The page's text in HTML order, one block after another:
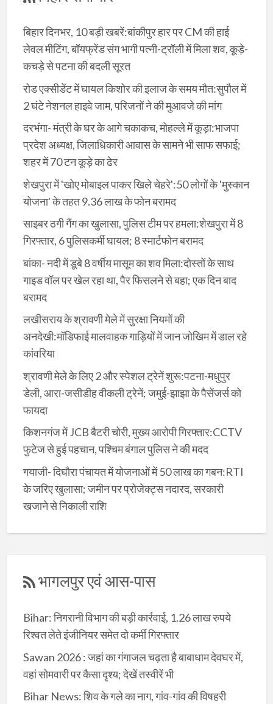
बिहार दिनभर, 10 बड़ी खबरें:बांकीपुर हार पर CM की हाई
लेवल मीटिंग, बॉयफ्रेंड संग भागी पत्नी-ट्रॉली में मिला शव, कूड़े-
कचड़े से पटना की बदली सूरत
रोड एक्सीडेंट में घायल किशोर की इलाज के समय मौत:सुपौल में
2 घंटे नेशनल हाइवे जाम, परिजनों ने की मुआवजे की मांग
दरभंगा- मंत्री के घर के आगे चकाकच, मोहल्ले में कूड़ा:भाजपा
प्रदेश अध्यक्ष, जिलाधिकारी आवास के सामने भी साफ सफाई;
शहर में 70 टन कूड़े का ढेर
शेखपुरा में 'खोए मोबाइल पाकर खिले चेहरे':50 लोगों के 'मुस्कान
योजना' के तहत 9.36 लाख के फोन बरामद
साइबर ठगी गैंग का खुलासा, पुलिस टीम पर हमला:शेखपुरा में 8
गिरफ्तार, 6 पुलिसकर्मी घायल; 8 स्मार्टफोन बरामद
बांका- नदी में डूबे 8 वर्षीय मासूम का शव मिला:दोस्तों के साथ
गाइड वॉल पर खेल रहा था, पैर फिसलने से बहा; एक दिन बाद
बरामद
लखीसराय के श्रावणी मेले में सुरक्षा नियमों की
अनदेखी:मॉडिफाई मालवाहक गाड़ियों में जान जोखिम में डाल रहे
कांवरिया
श्रावणी मेले के लिए 2 और स्पेशल ट्रेनें शुरू:पटना-मधुपुर
डेली, आरा-जसीडीह वीकली ट्रेनें; जमुई-झाझा के पैसेंजर्स को
फायदा
किशनगंज में JCB बैटरी चोरी, मुख्य आरोपी गिरफ्तार:CCTV
फुटेज से हुई पहचान, पश्चिम बंगाल पुलिस ने की मदद
गयाजी- दिघौरा पंचायत में योजनाओं में 50 लाख का गबन:RTI
के जरिए खुलासा; जमीन पर प्रोजेक्ट्स नदारद, सरकारी
खजाने से निकाली राशि
भागलपुर एवं आस-पास
Bihar: निगरानी विभाग की बड़ी कार्रवाई, 1.26 लाख रुपये
रिश्वत लेते इंजीनियर समेत दो कर्मी गिरफ्तार
Sawan 2026 : जहां का गंगाजल चढ़ता है बाबाधाम देवघर में,
वहां सोमवारी पर कैसा दृश्य; देखें तस्वीरें भी
Bihar News: शिव के गले का नाग, गांव-गांव की विषहरी